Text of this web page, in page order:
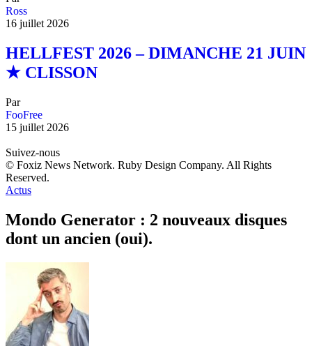
Ross
16 juillet 2026
HELLFEST 2026 – DIMANCHE 21 JUIN
★ CLISSON
Par
FooFree
15 juillet 2026
Suivez-nous
© Foxiz News Network. Ruby Design Company. All Rights
Reserved.
Actus
Mondo Generator : 2 nouveaux disques
dont un ancien (oui).